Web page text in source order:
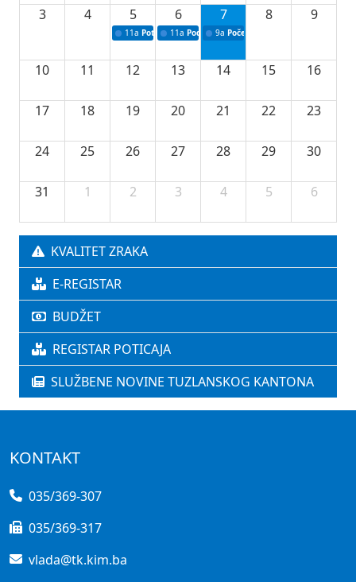
3 4 5
11a Potpisivanje ugovora o stipendijama za
6
11a Podrška razvoju vodne infrastrukture u
7
9a Početak izgradnje nove
8 9
10 11 12 13 14 15 16
17 18 19 20 21 22 23
24 25 26 27 28 29 30
31 1 2 3 4 5 6
KVALITET ZRAKA
E-REGISTAR
BUDŽET
REGISTAR POTICAJA
SLUŽBENE NOVINE TUZLANSKOG KANTONA
KONTAKT
035/369-307
035/369-317
vlada@tk.kim.ba